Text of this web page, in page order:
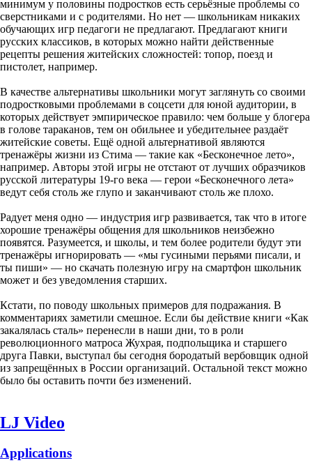
минимум у половины подростков есть серьёзные проблемы со
сверстниками и с родителями. Но нет — школьникам никаких
обучающих игр педагоги не предлагают. Предлагают книги
русских классиков, в которых можно найти действенные
рецепты решения житейских сложностей: топор, поезд и
пистолет, например.
В качестве альтернативы школьники могут заглянуть со своими
подростковыми проблемами в соцсети для юной аудитории, в
которых действует эмпирическое правило: чем больше у блогера
в голове тараканов, тем он обильнее и убедительнее раздаёт
житейские советы. Ещё одной альтернативой являются
тренажёры жизни из Стима — такие как «Бесконечное лето»,
например. Авторы этой игры не отстают от лучших образчиков
русской литературы 19-го века — герои «Бесконечного лета»
ведут себя столь же глупо и заканчивают столь же плохо.
Радует меня одно — индустрия игр развивается, так что в итоге
хорошие тренажёры общения для школьников неизбежно
появятся. Разумеется, и школы, и тем более родители будут эти
тренажёры игнорировать — «мы гусиными перьями писали, и
ты пиши» — но скачать полезную игру на смартфон школьник
может и без уведомления старших.
Кстати, по поводу школьных примеров для подражания. В
комментариях заметили смешное. Если бы действие книги «Как
закалялась сталь» перенесли в наши дни, то в роли
революционного матроса Жухрая, подпольщика и старшего
друга Павки, выступал бы сегодня бородатый вербовщик одной
из запрещённых в России организаций. Остальной текст можно
было бы оставить почти без изменений.
LJ Video
Applications